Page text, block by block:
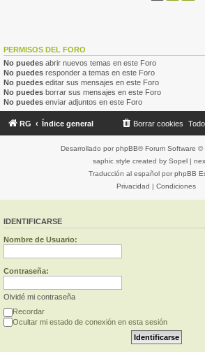
PERMISOS DEL FORO
No puedes abrir nuevos temas en este Foro
No puedes responder a temas en este Foro
No puedes editar sus mensajes en este Foro
No puedes borrar sus mensajes en este Foro
No puedes enviar adjuntos en este Foro
RG Índice general Borrar cookies
Desarrollado por phpBB® Forum Software ©
saphic style created by Sopel|
Traducción al español por phpBB
Privacidad | Condiciones
IDENTIFICARSE
Nombre de Usuario:
Contraseña:
Olvidé mi contraseña
Recordar
Ocultar mi estado de conexión en esta sesión